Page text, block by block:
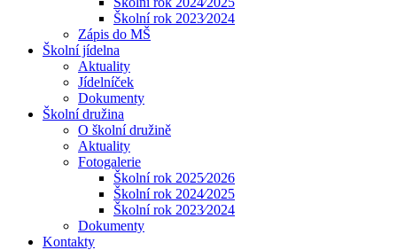
Školní rok 2023⁄2024
Zápis do MŠ
Školní jídelna
Aktuality
Jídelníček
Dokumenty
Školní družina
O školní družině
Aktuality
Fotogalerie
Školní rok 2025⁄2026
Školní rok 2024⁄2025
Školní rok 2023⁄2024
Dokumenty
Kontakty